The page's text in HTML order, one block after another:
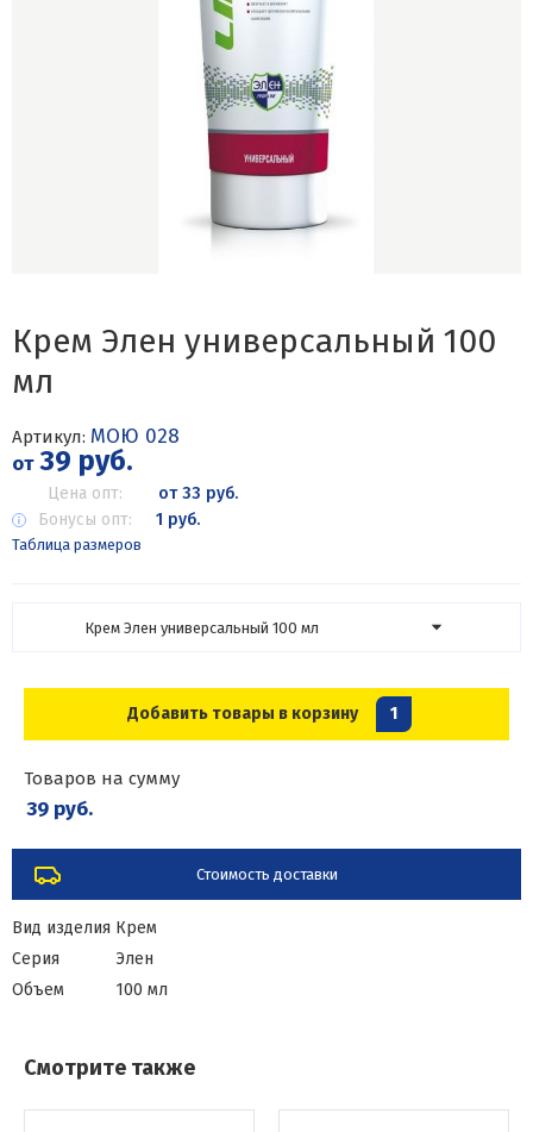
Крем Элен универсальный 100
мл
Артикул: МОЮ 028
от39 руб.
Цена опт:
от 33 руб.
Бонусы опт:
1 руб.
Таблица размеров
Крем Элен универсальный 100 мл
Добавить товары в корзину 1
Товаров на сумму
39 руб.
Стоимость доставки
Вид изделия Крем
Серия
Элен
Объем
100 мл
Смотрите также